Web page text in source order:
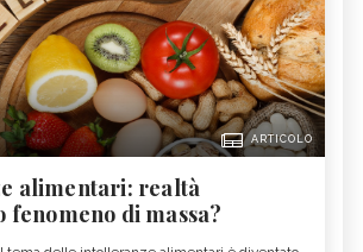
ARTICOLO
alimentari: realtà
fenomeno di massa?